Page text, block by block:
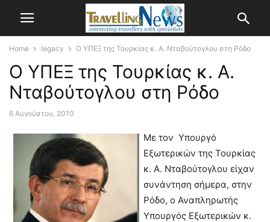
Home legacy Ο ΥΠΕΞ της Τουρκίας κ. Α. Νταβούτογλου στη Ρόδο
Ο ΥΠΕΞ της Τουρκίας κ. Α.
Νταβούτογλου στη Ρόδο
6 Αυγούστου, 2010
Με τον Υπουργό
Εξωτερικών της Τουρκίας
κ. Α. Νταβούτογλου είχαν
συνάντηση σήμερα, στην
Ρόδο, ο Αναπληρωτής
Υπουργός Εξωτερικών κ.